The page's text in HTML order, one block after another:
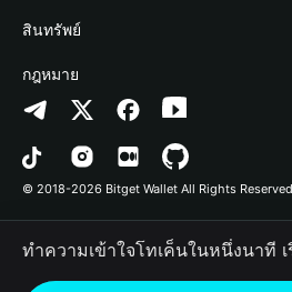
ศูนย์ช่วยเหลือ
ติดต่อเรา
ทรัพยากรข้อมูลของแบรนด์
อาชีพ
Crypto Swap API
Altcoin Season Index
Prediction Markets
DApp
RWA
Bitget Wallet Pay
ลิสต์โปรเจกต์
เทคโนโลยีความปลอดภัย
ซื้อคริปโต
การตรวจจับการอนุญาต
การตรวจจับสัญญา
การโอนเป็นชุด
สินทรัพย์
Arbitrum
Avalanche
Bitcoin
Polygon
กฎหมาย
นโยบายความเป็นส่วนตัว
ข้อตกลงในการใช้บริการ
© 2018-2026 Bitget Wallet All Rights Reserved
ทำความเข้าใจโทเค็นในหนึ่งนาที